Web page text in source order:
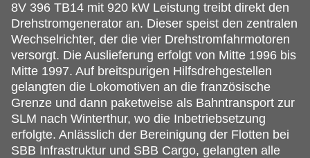
8V 396 TB14 mit 920 kW Leistung treibt direkt den
Drehstromgenerator an. Dieser speist den zentralen
Wechselrichter, der die vier Drehstromfahrmotoren
versorgt. Die Auslieferung erfolgt von Mitte 1996 bis
Mitte 1997. Auf breitspurigen Hilfsdrehgestellen
gelangten die Lokomotiven an die französische
Grenze und dann paketweise als Bahntransport zur
SLM nach Winterthur, wo die Inbetriebsetzung
erfolgte. Anlässlich der Bereinigung der Flotten bei
SBB Infrastruktur und SBB Cargo, gelangten alle